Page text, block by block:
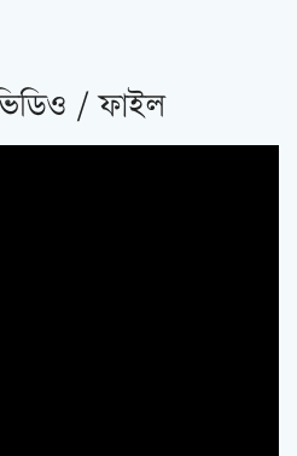
/ ফাইল